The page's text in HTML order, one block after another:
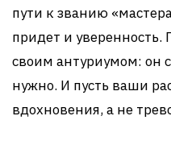
пути к званию
придет и уверенность.
своим антуриумом: он
нужно. И пусть ваши
вдохновения, а не